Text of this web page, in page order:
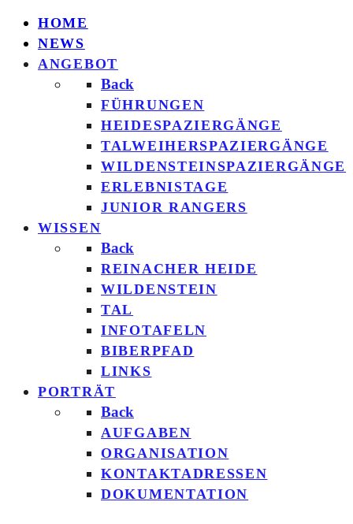
HOME
NEWS
ANGEBOT
Back
FÜHRUNGEN
HEIDESPAZIERGÄNGE
TALWEIHERSPAZIERGÄNGE
WILDENSTEINSPAZIERGÄNGE
ERLEBNISTAGE
JUNIOR RANGERS
WISSEN
Back
REINACHER HEIDE
WILDENSTEIN
TAL
INFOTAFELN
BIBERPFAD
LINKS
PORTRÄT
Back
AUFGABEN
ORGANISATION
KONTAKTADRESSEN
DOKUMENTATION